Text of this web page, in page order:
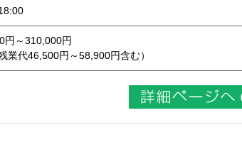
円～310,000円
業代46,500円～58,900円含む）